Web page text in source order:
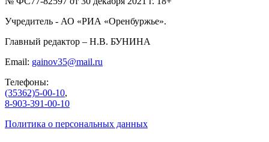
Учредитель - АО «РИА «Оренбуржье».
Главный редактор – Н.В. БУНИНА
Email: gainov35@mail.ru
Телефоны:
(35362)5-00-10,
8-903-391-00-10
Политика о персональных данных